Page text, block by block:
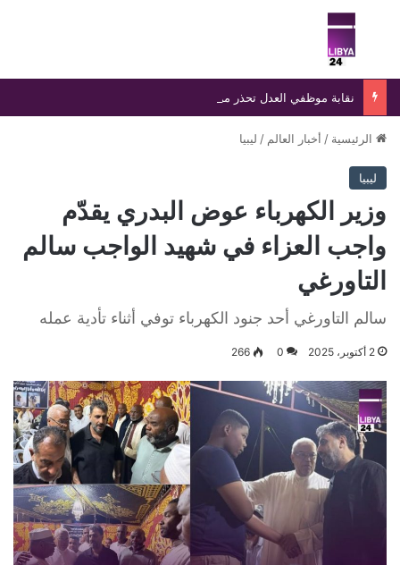
بحث عن
الرئيسية / أخبار العالم / ليبيا
ليبيا
وزير الكهرباء عوض البدري يقدّم
واجب العزاء في شهيد الواجب سالم
التاورغي
سالم التاورغي أحد جنود الكهرباء توفي أثناء تأدية عمله
2 أكتوبر، 2025 0
266